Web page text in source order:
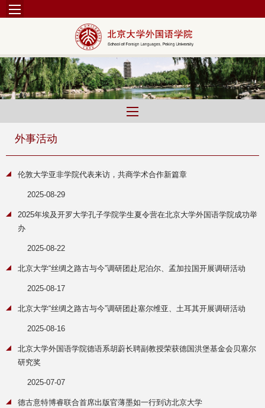
外事活动
伦敦大学亚非学院代表来访，共商学术合作新篇章
2025-08-29
2025年埃及开罗大学孔子学院学生夏令营在北京大学外国语学院成功举
办
2025-08-22
北京大学“丝绸之路古与今”调研团赴尼泊尔、孟加拉国开展调研活动
2025-08-17
北京大学“丝绸之路古与今”调研团赴塞尔维亚、土耳其开展调研活动
2025-08-16
北京大学外国语学院德语系胡蔚长聘副教授荣获德国洪堡基金会贝塞尔
研究奖
2025-07-07
德古意特博睿联合首席出版官薄墨如一行到访北京大学